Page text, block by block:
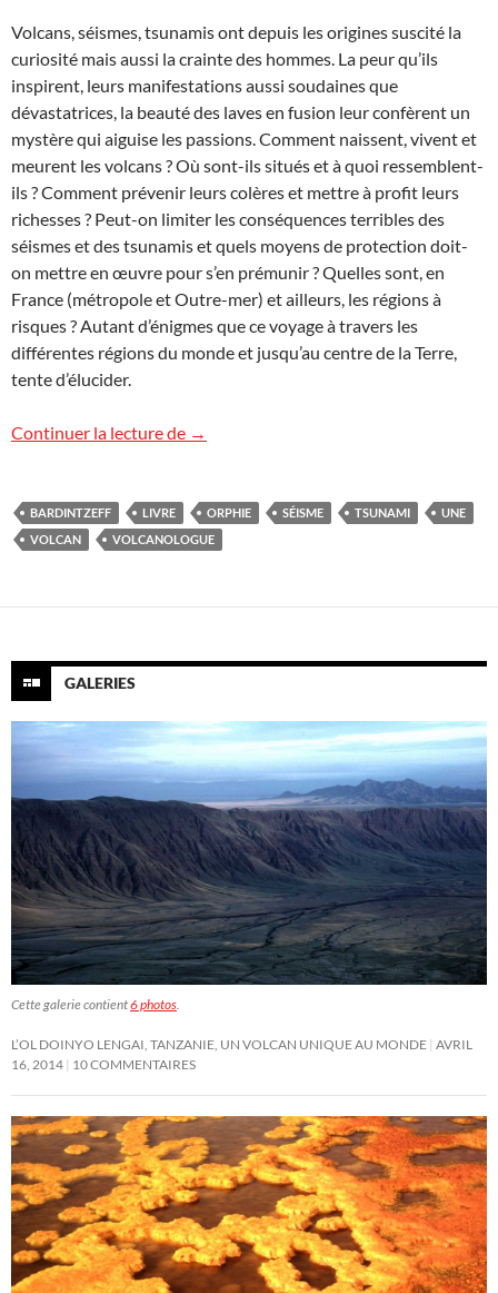
Volcans, séismes, tsunamis ont depuis les origines suscité la
curiosité mais aussi la crainte des hommes. La peur qu’ils
inspirent, leurs manifestations aussi soudaines que
dévastatrices, la beauté des laves en fusion leur confèrent un
mystère qui aiguise les passions. Comment naissent, vivent et
meurent les volcans ? Où sont-ils situés et à quoi ressemblent-
ils ? Comment prévenir leurs colères et mettre à profit leurs
richesses ? Peut-on limiter les conséquences terribles des
séismes et des tsunamis et quels moyens de protection doit-
on mettre en œuvre pour s’en prémunir ? Quelles sont, en
France (métropole et Outre-mer) et ailleurs, les régions à
risques ? Autant d’énigmes que ce voyage à travers les
différentes régions du monde et jusqu’au centre de la Terre,
tente d’élucider.
Continuer la lecture de Tout savoir sur les volcans du monde,
→
BARDINTZEFF LIVRE ORPHIE SÉISME TSUNAMI
UNE
VOLCAN
VOLCANOLOGUE
GALERIES
Cette galerie contient6 photos
L’OL DOINYO LENGAI, TANZANIE, UN VOLCAN UNIQUE AU MONDE AVRIL
16, 2014 10 COMMENTAIRES